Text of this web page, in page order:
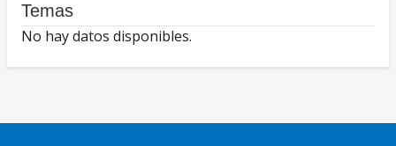
Temas
No hay datos disponibles.